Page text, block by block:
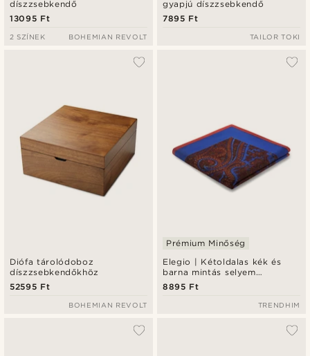
díszzsebkendő
13095 Ft
2 SZÍNEK BOHEMIAN REVOLT
gyapjú díszzsebkendő
7895 Ft
TAILOR TOKI
Diófa tárolódoboz
díszzsebkendőkhöz
52595 Ft
BOHEMIAN REVOLT
Elegio | Kétoldalas kék és
barna mintás selyem
díszzsebkendő
Prémium Minőség
8895 Ft
TRENDHIM